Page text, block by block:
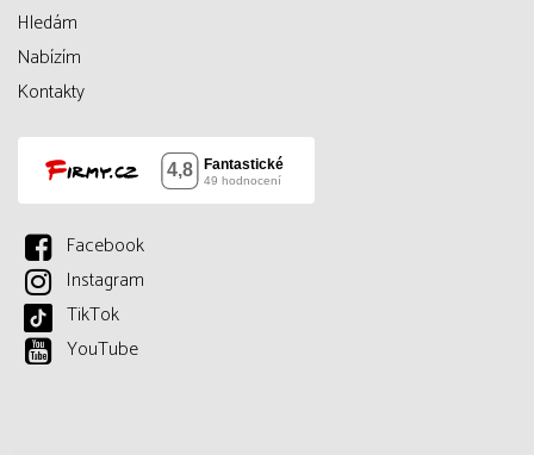
Hledám
Nabízím
Kontakty
Facebook
Instagram
TikTok
YouTube